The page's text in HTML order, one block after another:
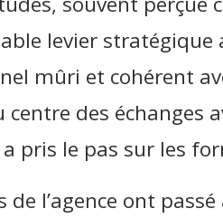
levier stratégique
mûri et cohérent
centre des échanges
a pris le pas sur les
de l’agence ont